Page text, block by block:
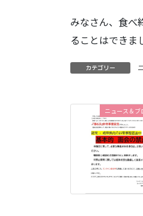
みなさん、食べ
ることはできま
カテゴリー
ニュース＆ブ